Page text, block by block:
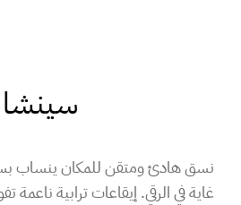
سينشا
نسق هادئ ومتقن للمكان ينساب
غاية في الرقي. إيقاعات ترابية